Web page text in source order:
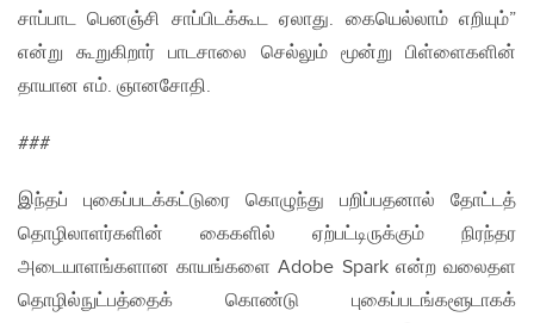
சாப்பாட பெனஞ்சி சாப்பிடக்கூட ஏலாது. கையெல்லாம் எறியும்”
என்று கூறுகிறார் பாடசாலை செல்லும் மூன்று பிள்ளைகளின்
தாயான எம். ஞானசோதி.
###
இந்தப் புகைப்படக்கட்டுரை கொழுந்து பறிப்பதனால் தோட்டத்
தொழிலாளர்களின் கைகளில் ஏற்பட்டிருக்கும் நிரந்தர
அடையாளங்களான காயங்களை Adobe Spark என்ற வலைதள
தொழில்நுட்பத்தைக் கொண்டு புகைப்படங்களூடாகக்